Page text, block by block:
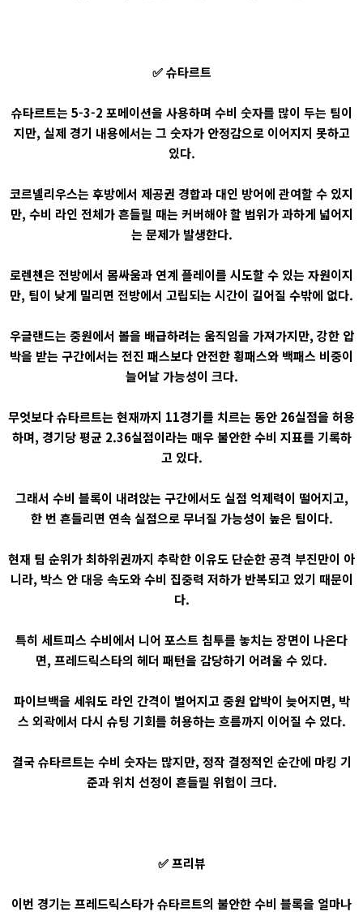
✅ 슈타르트
슈타르트는 5-3-2 포메이션을 사용하며 수비 숫자를 많이 두는 팀이
지만, 실제 경기 내용에서는 그 숫자가 안정감으로 이어지지 못하고
있다.
코르넬리우스는 후방에서 제공권 경합과 대인 방어에 관여할 수 있지
만, 수비 라인 전체가 흔들릴 때는 커버해야 할 범위가 과하게 넓어지
는 문제가 발생한다.
로렌첸은 전방에서 몸싸움과 연계 플레이를 시도할 수 있는 자원이지
만, 팀이 낮게 밀리면 전방에서 고립되는 시간이 길어질 수밖에 없다.
우글랜드는 중원에서 볼을 배급하려는 움직임을 가져가지만, 강한 압
박을 받는 구간에서는 전진 패스보다 안전한 횡패스와 백패스 비중이
늘어날 가능성이 크다.
무엇보다 슈타르트는 현재까지 11경기를 치르는 동안 26실점을 허용
하며, 경기당 평균 2.36실점이라는 매우 불안한 수비 지표를 기록하
고 있다.
그래서 수비 블록이 내려앉는 구간에서도 실점 억제력이 떨어지고,
한 번 흔들리면 연속 실점으로 무너질 가능성이 높은 팀이다.
현재 팀 순위가 최하위권까지 추락한 이유도 단순한 공격 부진만이 아
니라, 박스 안 대응 속도와 수비 집중력 저하가 반복되고 있기 때문이
다.
특히 세트피스 수비에서 니어 포스트 침투를 놓치는 장면이 나온다
면, 프레드릭스타의 헤더 패턴을 감당하기 어려울 수 있다.
파이브백을 세워도 라인 간격이 벌어지고 중원 압박이 늦어지면, 박
스 외곽에서 다시 슈팅 기회를 허용하는 흐름까지 이어질 수 있다.
결국 슈타르트는 수비 숫자는 많지만, 정작 결정적인 순간에 마킹 기
준과 위치 선정이 흔들릴 위험이 크다.
✅ 프리뷰
이번 경기는 프레드릭스타가 슈타르트의 불안한 수비 블록을 얼마나